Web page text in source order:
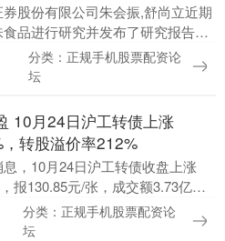
股份有限公司朱会振,舒尚立近期
食品进行研究并发布了研究报告
年中报点评：25Q2收入端改善，盈
明显提升》，给予天味食品买入评
分类：正规手机股票配资论
坛
10月24日沪工转债上涨
转股溢价率212%
，10月24日沪工转债收盘上涨
报130.85元/张，成交额3.73亿
溢价率21.2%。 资料显示，沪工
级别为“A”，债券期限....
分类：正规手机股票配资论
坛